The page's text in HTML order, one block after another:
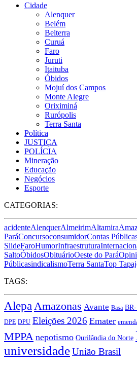
Cidade
Alenquer
Belém
Belterra
Curuá
Faro
Juruti
Itaituba
Óbidos
Mojuí dos Campos
Monte Alegre
Oriximiná
Rurópolis
Terra Santa
Política
JUSTIÇA
POLÍCIA
Mineração
Educação
Negócios
Esporte
CATEGORIAS:
acidenteAlenquerAlmeirimAltamira
ParáConcursoconsumidorContas
SlideFaroHumorInfraestrutura
SaltoÓbidosObituárioOeste do Pará
PúblicasindicalismoTerra SantaTop
TAGS:
Alepa Amazonas Avante Basa
DPE DPU Eleições 2026 Emater
MPPA nepotismo Ourilândia do Norte
universidadeUnião Brasil